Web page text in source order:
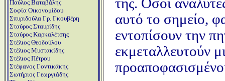
Παύλος Βαταβάλης
Σοφία Οικονομίδου
Σπυριδούλα Γρ. Γκουβέρη
Σταύρος Σταυρίδης
Σταύρος Καρκαλέτσης
Στέλιος Θεοδούλου
Στέλιος Μυστακίδης
Στέλιος Πέτρου
Στέφανος Γοντικάκης
Σωτήριος Γεωργιάδης
της. Οσοι
αυτό το σημείο,
εντοπίσουν την
εκμεταλλευτούν